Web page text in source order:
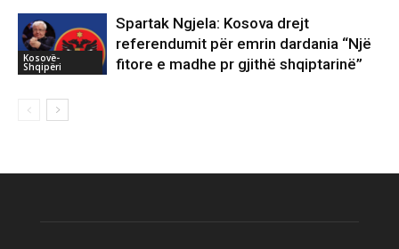
Kosovë-
Shqipëri
Spartak Ngjela: Kosova drejt
referendumit për emrin dardania “Një
fitore e madhe pr gjithë shqiptarinë”